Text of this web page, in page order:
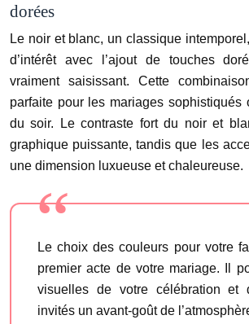
dorées
Le noir et blanc, un classique
d’intérêt avec l’ajout de touches
vraiment saisissant. Cette
parfaite pour les mariages sophistiqués
du soir. Le contraste fort du noir et
graphique puissante, tandis que les
une dimension luxueuse et chaleureuse.
Le choix des couleurs pour votre
premier acte de votre mariage. Il
visuelles de votre célébration et
invités un avant-goût de